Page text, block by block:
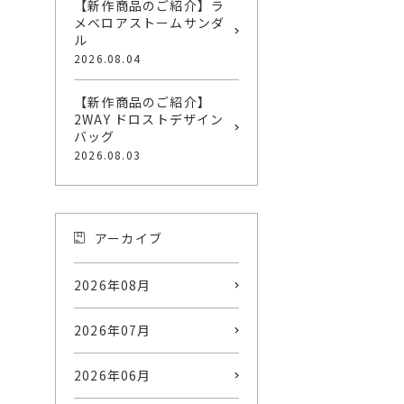
【新作商品のご紹介】ラ
メベロアストームサンダ
ル
2026.08.04
【新作商品のご紹介】
2WAY ドロストデザイン
バッグ
2026.08.03
アーカイブ
2026年08月
2026年07月
2026年06月